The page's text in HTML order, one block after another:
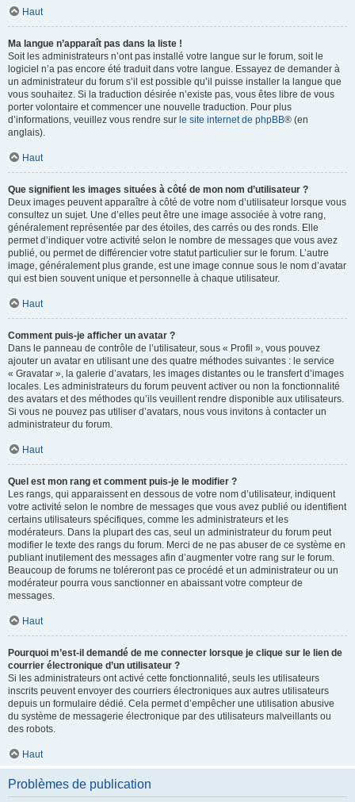
Haut
Ma langue n’apparaît pas dans la liste !
Soit les administrateurs n’ont pas installé votre langue sur le forum, soit le
logiciel n’a pas encore été traduit dans votre langue. Essayez de demander à
un administrateur du forum s’il est possible qu’il puisse installer la langue que
vous souhaitez. Si la traduction désirée n’existe pas, vous êtes libre de vous
porter volontaire et commencer une nouvelle traduction. Pour plus
d’informations, veuillez vous rendre sur le site internet de phpBB® (en
anglais).
Haut
Que signifient les images situées à côté de mon nom d’utilisateur ?
Deux images peuvent apparaître à côté de votre nom d’utilisateur lorsque vous
consultez un sujet. Une d’elles peut être une image associée à votre rang,
généralement représentée par des étoiles, des carrés ou des ronds. Elle
permet d’indiquer votre activité selon le nombre de messages que vous avez
publié, ou permet de différencier votre statut particulier sur le forum. L’autre
image, généralement plus grande, est une image connue sous le nom d’avatar
qui est bien souvent unique et personnelle à chaque utilisateur.
Haut
Comment puis-je afficher un avatar ?
Dans le panneau de contrôle de l’utilisateur, sous « Profil », vous pouvez
ajouter un avatar en utilisant une des quatre méthodes suivantes : le service
« Gravatar », la galerie d’avatars, les images distantes ou le transfert d’images
locales. Les administrateurs du forum peuvent activer ou non la fonctionnalité
des avatars et des méthodes qu’ils veuillent rendre disponible aux utilisateurs.
Si vous ne pouvez pas utiliser d’avatars, nous vous invitons à contacter un
administrateur du forum.
Haut
Quel est mon rang et comment puis-je le modifier ?
Les rangs, qui apparaissent en dessous de votre nom d’utilisateur, indiquent
votre activité selon le nombre de messages que vous avez publié ou identifient
certains utilisateurs spécifiques, comme les administrateurs et les
modérateurs. Dans la plupart des cas, seul un administrateur du forum peut
modifier le texte des rangs du forum. Merci de ne pas abuser de ce système en
publiant inutilement des messages afin d’augmenter votre rang sur le forum.
Beaucoup de forums ne toléreront pas ce procédé et un administrateur ou un
modérateur pourra vous sanctionner en abaissant votre compteur de
messages.
Haut
Pourquoi m’est-il demandé de me connecter lorsque je clique sur le lien de
courrier électronique d’un utilisateur ?
Si les administrateurs ont activé cette fonctionnalité, seuls les utilisateurs
inscrits peuvent envoyer des courriers électroniques aux autres utilisateurs
depuis un formulaire dédié. Cela permet d’empêcher une utilisation abusive
du système de messagerie électronique par des utilisateurs malveillants ou
des robots.
Haut
Problèmes de publication